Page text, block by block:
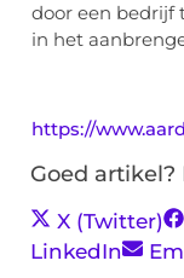
door een bedrijf
in het
https://
Goed
X (Twitter)
LinkedIn